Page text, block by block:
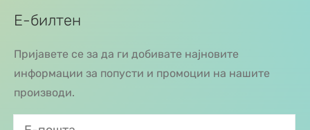
Е-билтен
Пријавете се за да ги добивате најновите
информации за попусти и промоции на нашите
производи.